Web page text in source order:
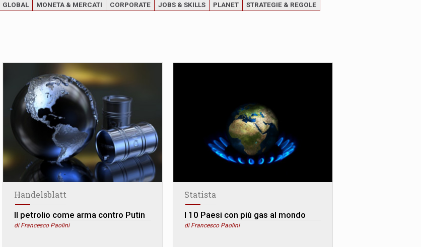
GLOBAL MONETA & MERCATI CORPORATE JOBS & SKILLS PLANET STRATEGIE & REGOLE
Handelsblatt
Il petrolio come arma contro Putin
di Francesco Paolini
Statista
I 10 Paesi con più gas al mondo
di Francesco Paolini